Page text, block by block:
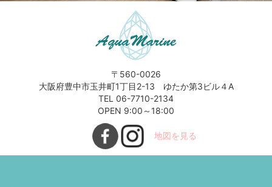
〒560-0026
大阪府豊中市玉井町1丁目2-13 ゆたか第3ビル４A
TEL 06-7710-2134
OPEN 9:00～18:00
地図を見る